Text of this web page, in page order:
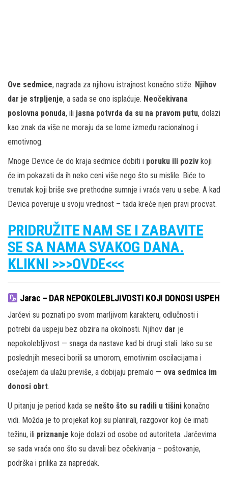
Ove sedmice, nagrada za njihovu istrajnost konačno stiže. Njihov
dar je strpljenje, a sada se ono isplaćuje. Neočekivana
poslovna ponuda, ili jasna potvrda da su na pravom putu, dolazi
kao znak da više ne moraju da se lome između racionalnog i
emotivnog.
Mnoge Device će do kraja sedmice dobiti i poruku ili poziv koji
će im pokazati da ih neko ceni više nego što su mislile. Biće to
trenutak koji briše sve prethodne sumnje i vraća veru u sebe. A kad
Devica poveruje u svoju vrednost – tada kreće njen pravi procvat.
PRIDRUŽITE NAM SE I ZABAVITE
SE SA NAMA SVAKOG DANA.
KLIKNI >>>OVDE<<<
Jarac – DAR NEPOKOLEBLJIVOSTI KOJI DONOSI USPEH
Jarčevi su poznati po svom marljivom karakteru, odlučnosti i
potrebi da uspeju bez obzira na okolnosti. Njihov dar je
nepokolebljivost — snaga da nastave kad bi drugi stali. Iako su se
poslednjih meseci borili sa umorom, emotivnim oscilacijama i
osećajem da ulažu previše, a dobijaju premalo — ova sedmica im
donosi obrt.
U pitanju je period kada se nešto što su radili u tišini konačno
vidi. Možda je to projekat koji su planirali, razgovor koji će imati
težinu, ili priznanje koje dolazi od osobe od autoriteta. Jarčevima
se sada vraća ono što su davali bez očekivanja – poštovanje,
podrška i prilika za napredak.